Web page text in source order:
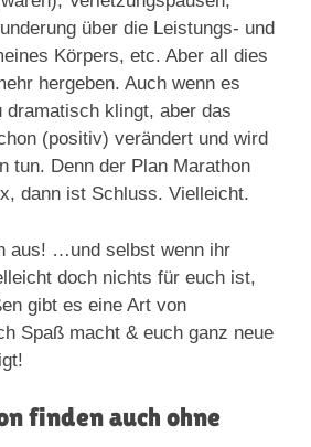
über die Leistungs- und
Körpers, etc. Aber all dies
hergeben. Auch wenn es
klingt, aber das
(positiv) verändert und wird
tun. Denn der Plan Marathon
dann ist Schluss. Vielleicht.
aus! …und selbst wenn ihr
doch nichts für euch ist,
gibt es eine Art von
Spaß macht & euch ganz neue
finden auch ohne